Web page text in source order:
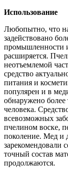
Использование
Любопытно, что
задействовано
промышленности
расширяется.
неотъемлемой
средство
питания и
популярен и в
обнаружено более
человека.
всевозможных
пчелином воске,
поколение. Мед и
зарекомендовали
точный состав
продолжаются.